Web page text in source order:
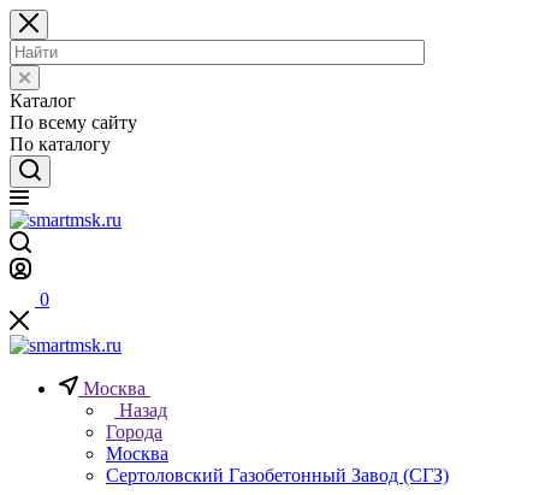
Каталог
По всему сайту
По каталогу
0
Москва
Назад
Города
Москва
Сертоловский Газобетонный Завод (СГЗ)